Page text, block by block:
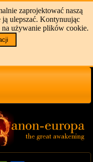
zaprojektować naszą
ulepszać. Kontynuując
na używanie plików cookie.